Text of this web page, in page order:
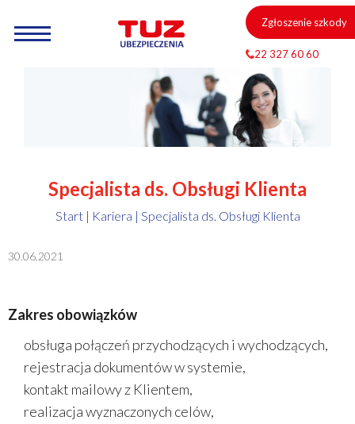
Zgłoszenie szkody
22 327 60 60
Specjalista ds. Obsługi Klienta
Start| Kariera | Specjalista ds. Obsługi Klienta
30.06.2021
Zakres obowiązków
obsługa połączeń przychodzących i wychodzących,
rejestracja dokumentów w systemie,
kontakt mailowy z Klientem,
realizacja wyznaczonych celów,